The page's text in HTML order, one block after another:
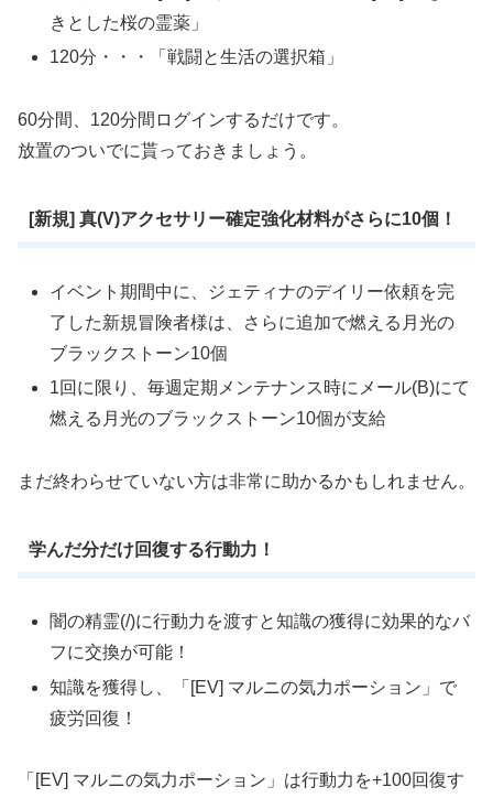
きとした桜の霊薬」
120分・・・「戦闘と生活の選択箱」
60分間、120分間ログインするだけです。
放置のついでに貰っておきましょう。
[新規] 真(V)アクセサリー確定強化材料がさらに10個！
イベント期間中に、ジェティナのデイリー依頼を完
了した新規冒険者様は、さらに追加で燃える月光の
ブラックストーン10個
1回に限り、毎週定期メンテナンス時にメール(B)にて
燃える月光のブラックストーン10個が支給
まだ終わらせていない方は非常に助かるかもしれません。
学んだ分だけ回復する行動力！
闇の精霊(/)に行動力を渡すと知識の獲得に効果的なバ
フに交換が可能！
知識を獲得し、「[EV] マルニの気力ポーション」で
疲労回復！
「[EV] マルニの気力ポーション」は行動力を+100回復す